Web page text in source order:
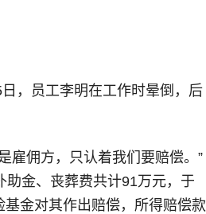
，员工李明在工作时晕倒，后
雇佣方，只认着我们要赔偿。”
金、丧葬费共计91万元，于
金对其作出赔偿，所得赔偿款